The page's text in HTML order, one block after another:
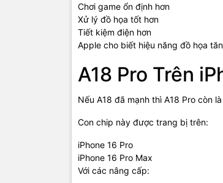
Chơi game ổn định hơn
Xử lý đồ họa tốt hơn
Tiết kiệm điện hơn
Apple cho biết hiệu năng đồ họa
A18 Pro Trên
Nếu A18 đã mạnh thì A18 Pro còn
Con chip này được trang bị trên:
iPhone 16 Pro
iPhone 16 Pro Max
Với các nâng cấp: